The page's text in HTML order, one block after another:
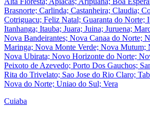
Brasnorte; Carlinda; Castanheira; Claudia;
Cotriguacu; Feliz Natal; Guaranta do Norte;
Itanhanga; Itauba; Juara; Juina; Juruena;
Nova Bandeirantes; Nova Canaa do Norte;
Maringa; Nova Monte Verde; Nova Mutum;
Nova Ubirata; Novo Horizonte do Norte;
Peixoto de Azevedo; Porto Dos Gauchos;
Rita do Trivelato; Sao Jose do Rio Claro;
Nova do Norte; Uniao do Sul; Vera
Cuiaba